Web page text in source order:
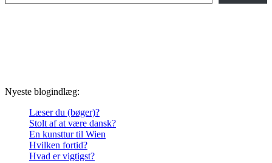
Nyeste blogindlæg:
Læser du (bøger)?
Stolt af at være dansk?
En kunsttur til Wien
Hvilken fortid?
Hvad er vigtigst?